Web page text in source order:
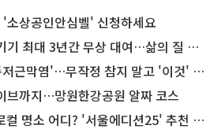
소상공인안심벨' 신청하세요
최대 3년간 무상 대여…삶의 질 높인다
막염'…무작정 참지 말고 '이것' 해보세요!
브까지…망원한강공원 알짜 코스
명소 어디? '서울에디션25' 추천 코스